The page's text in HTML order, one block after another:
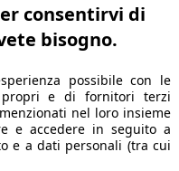
consentirvi di
bisogno.
possibile con le
propri e di fornitori terzi
nel loro insieme
e accedere in seguito a
e a dati personali (tra cui